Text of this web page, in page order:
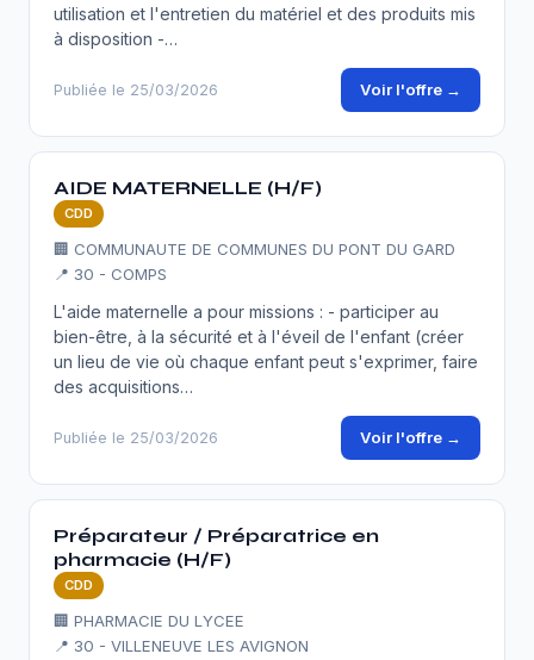
utilisation et l'entretien du matériel et des produits mis
à disposition -…
Publiée le 25/03/2026 Voir l'offre →
AIDE MATERNELLE (H/F)
CDD
🏢 COMMUNAUTE DE COMMUNES DU PONT DU GARD
📍 30 - COMPS
L'aide maternelle a pour missions : - participer au
bien-être, à la sécurité et à l'éveil de l'enfant (créer
un lieu de vie où chaque enfant peut s'exprimer, faire
des acquisitions…
Publiée le 25/03/2026 Voir l'offre →
Préparateur / Préparatrice en
pharmacie (H/F)
CDD
🏢 PHARMACIE DU LYCEE
📍 30 - VILLENEUVE LES AVIGNON